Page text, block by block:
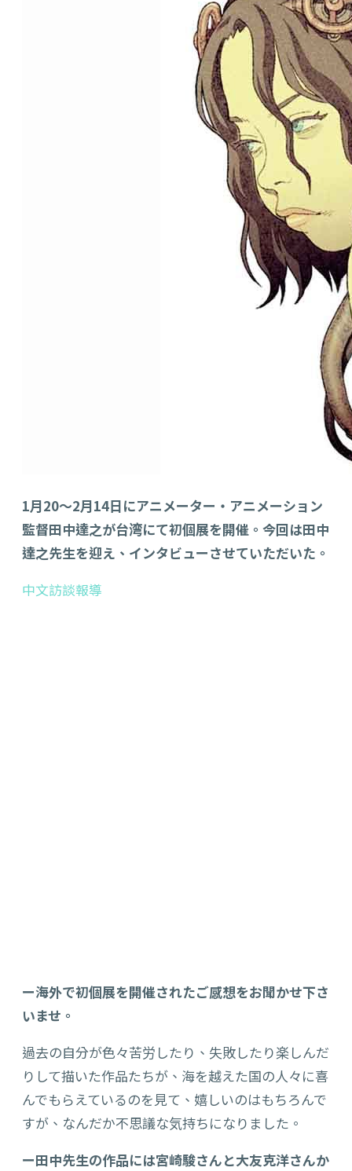
1月20〜2月14日にアニメーター・アニメーション
監督田中達之が台湾にて初個展を開催。今回は田中
達之先生を迎え、インタビューさせていただいた。
中文訪談報導
ー海外で初個展を開催されたご感想をお聞かせ下さ
いませ。
過去の自分が色々苦労したり、失敗したり楽しんだ
りして描いた作品たちが、海を越えた国の人々に喜
んでもらえているのを見て、嬉しいのはもちろんで
すが、なんだか不思議な気持ちになりました。
ー田中先生の作品には宮崎駿さんと大友克洋さんか